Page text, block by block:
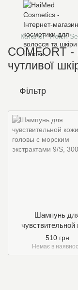
Каталог Helen
COMFORT
чутливої
Фільтр
Шампунь
чувствительной
головы с
экстрактами
510 грн
Немає в